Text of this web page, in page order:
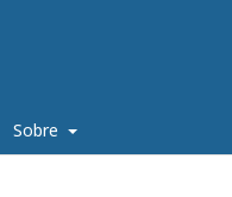
Sobre